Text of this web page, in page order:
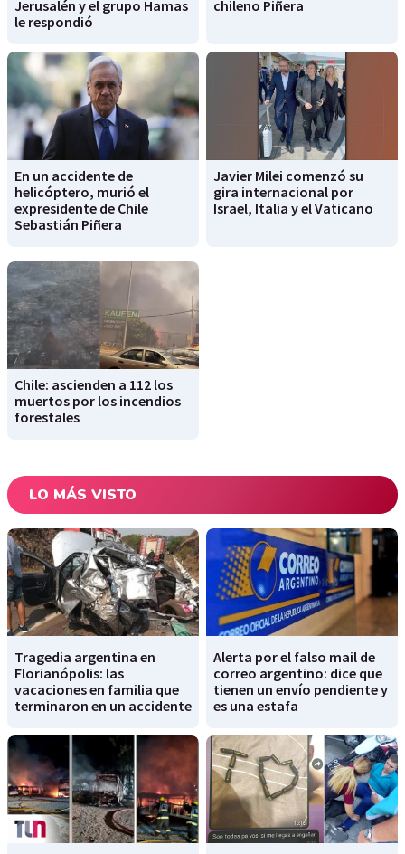
Jerusalén y el grupo Hamas
le respondió
chileno Piñera
En un accidente de
helicóptero, murió el
expresidente de Chile
Sebastián Piñera
Javier Milei comenzó su
gira internacional por
Israel, Italia y el Vaticano
Chile: ascienden a 112 los
muertos por los incendios
forestales
LO MÁS VISTO
Tragedia argentina en
Florianópolis: las
vacaciones en familia que
terminaron en un accidente
Alerta por el falso mail de
correo argentino: dice que
tienen un envío pendiente y
es una estafa